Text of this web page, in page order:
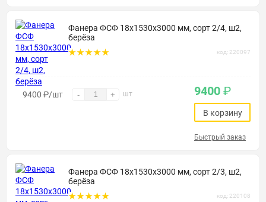
Фанера ФСФ 18х1530х3000 мм, сорт 2/4, ш2,
берёза
код: 220097
9400 ₽/шт - + шт 9400 ₽
В корзину
Быстрый заказ
Фанера ФСФ 18х1530х3000 мм, сорт 2/3, ш2,
берёза
код: 220108